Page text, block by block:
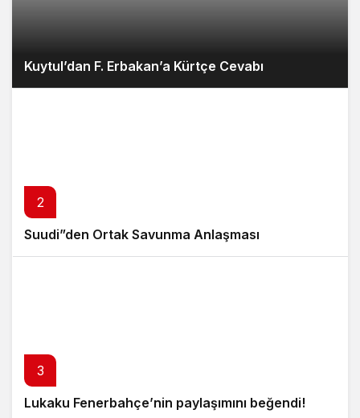
Kuytul’dan F. Erbakan’a Kürtçe Cevabı
2
Suudi”den Ortak Savunma Anlaşması
3
Lukaku Fenerbahçe’nin paylaşımını beğendi!